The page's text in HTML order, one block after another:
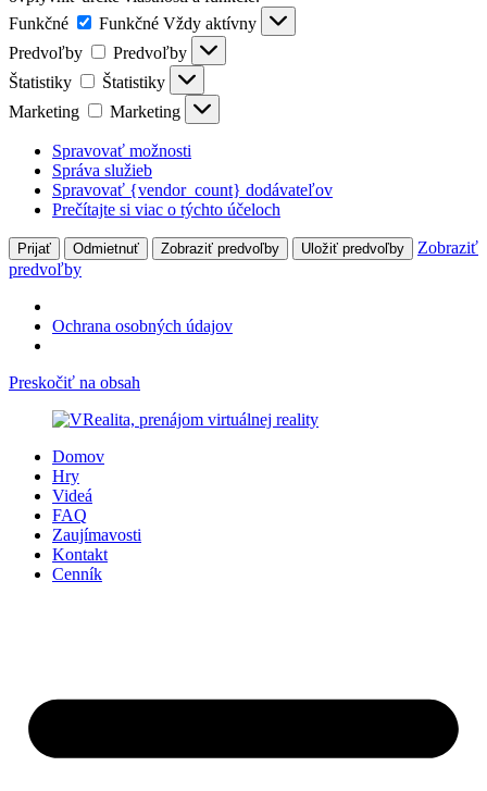
Funkčné
Funkčné Vždy aktívny
Predvoľby
Predvoľby
Štatistiky
Štatistiky
Marketing
Marketing
Spravovať možnosti
Správa služieb
Spravovať {vendor_count} dodávateľov
Prečítajte si viac o týchto účeloch
Prijať Odmietnuť Zobraziť predvoľby Uložiť predvoľby
Zobraziť
predvoľby
Ochrana osobných údajov
Preskočiť na obsah
Domov
Hry
Videá
FAQ
Zaujímavosti
Kontakt
Cenník